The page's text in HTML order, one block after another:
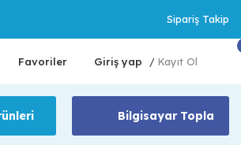
Sipariş Takip
Favoriler Giriş yap / Kayıt Ol
Bilgisayar Topla